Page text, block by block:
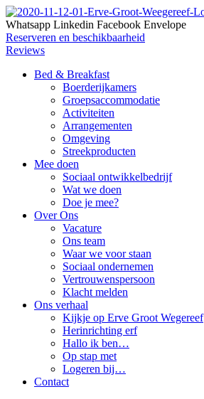
Whatsapp Linkedin Facebook Envelope
Reserveren en beschikbaarheid
Reviews
Bed & Breakfast
Boerderijkamers
Groepsaccommodatie
Activiteiten
Arrangementen
Omgeving
Streekproducten
Mee doen
Sociaal ontwikkelbedrijf
Wat we doen
Doe je mee?
Over Ons
Vacature
Ons team
Waar we voor staan
Sociaal ondernemen
Vertrouwenspersoon
Klacht melden
Ons verhaal
Kijkje op Erve Groot Wegereef
Herinrichting erf
Hallo ik ben…
Op stap met
Logeren bij…
Contact